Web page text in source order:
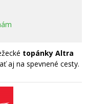
topánky Altra
aj na spevnené cesty.